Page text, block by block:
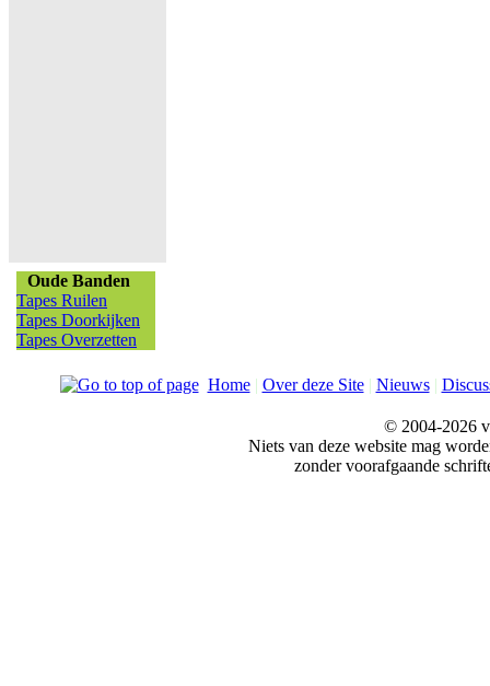
Oude Banden
Tapes Ruilen
Tapes Doorkijken
Tapes Overzetten
Home| Over deze Site| Nieuws|
© 2004-2026
Niets van deze website mag
zonder voorafgaande